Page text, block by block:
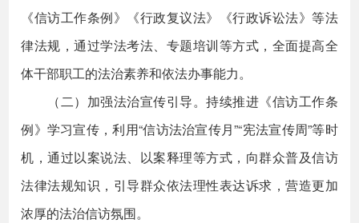
《信访工作条例》《行政复议法》《行政诉讼法》等法
律法规，通过学法考法、专题培训等方式，全面提高全
体干部职工的法治素养和依法办事能力。
（二）加强法治宣传引导。持续推进《信访工作条
例》学习宣传，利用“信访法治宣传月”“宪法宣传周”等时
机，通过以案说法、以案释理等方式，向群众普及信访
法律法规知识，引导群众依法理性表达诉求，营造更加
浓厚的法治信访氛围。